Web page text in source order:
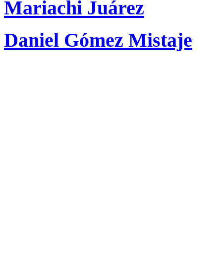
Mariachi Juárez
Daniel Gómez Mistaje